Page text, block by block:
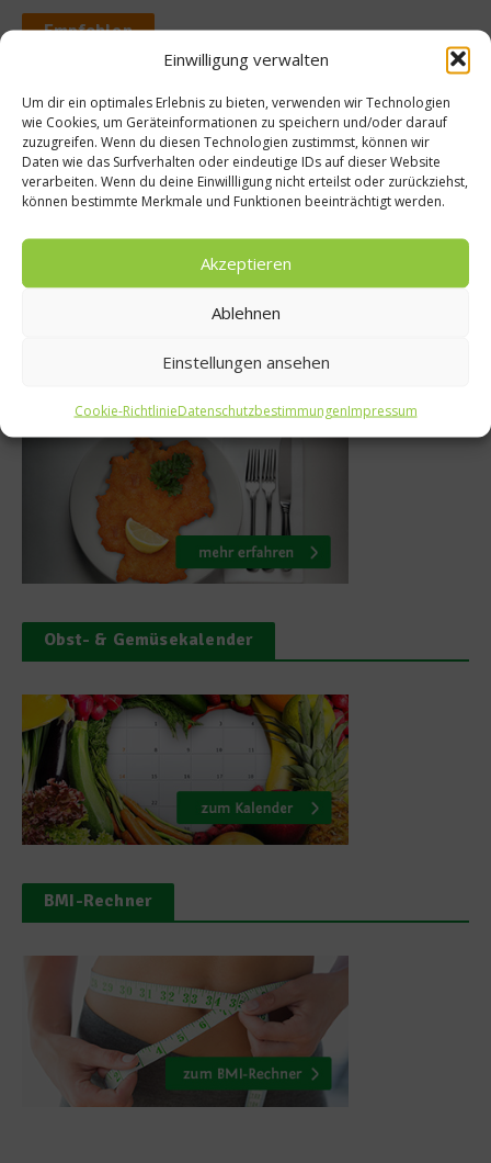
Einwilligung verwalten
Um dir ein optimales Erlebnis zu bieten, verwenden wir Technologien
wie Cookies, um Geräteinformationen zu speichern und/oder darauf
zuzugreifen. Wenn du diesen Technologien zustimmst, können wir
Daten wie das Surfverhalten oder eindeutige IDs auf dieser Website
verarbeiten. Wenn du deine Einwillligung nicht erteilst oder zurückziehst,
können bestimmte Merkmale und Funktionen beeinträchtigt werden.
Akzeptieren
Ablehnen
Einstellungen ansehen
Cookie-RichtlinieDatenschutzbestimmungenImpressum
Empfohlen
5,4
2012
News
eat&STYLE 2014
Von der Nische
Obst- & Gemüsekalender
BMI-Rechner